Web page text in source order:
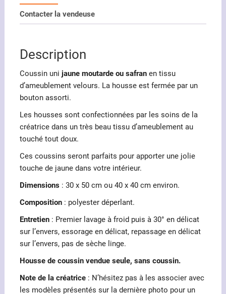
jaune
moutarde
Contacter la vendeuse
Description
Coussin uni jaune moutarde ou safranen tissu
d’ameublement velours. La housse est fermée par un
bouton assorti.
Les housses sont confectionnées par les soins de la
créatrice dans un très beau tissu d’ameublement au
touché tout doux.
Ces coussins seront parfaits pour apporter une jolie
touche de jaune dans votre intérieur.
Dimensions: 30 x 50 cm ou 40 x 40 cm environ.
Composition: polyester déperlant.
Entretien: Premier lavage à froid puis à 30° en délicat
sur l’envers, essorage en délicat, repassage en délicat
sur l’envers, pas de sèche linge.
Housse de coussin vendue seule, sans coussin.
Note de la créatrice: N’hésitez pas à les associer avec
les modèles présentés sur la dernière photo pour un